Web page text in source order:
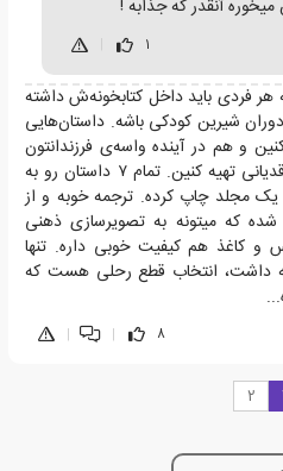
میخوره آنقدر که جذابه !
1
فردی باید داخل کتابخونه‌ش داشته
شیرین کودکی باشه. داستان‌هایی
و هم در آینده واسه‌ی فرزندانتون
بخونین. بدون تردید از انتشارات قدیانی تهیه کنین. تمام ٧ داستان رو به
یک مجلد چاپ کرده. ترجمه خوبه و از
که میتونه به تصویرسازی ذهنی
و کاغذ هم کیفیت خوبی داره. تنها
داشت، انتخاب قطع رحلی هست که
8
|
|
2